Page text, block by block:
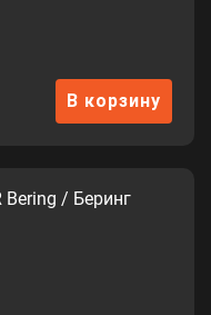
В корзину